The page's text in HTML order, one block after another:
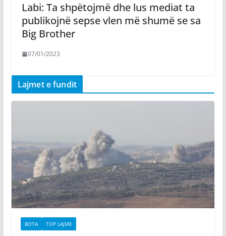
Labi: Ta shpëtojmë dhe lus mediat ta
publikojnë sepse vlen më shumë se sa
Big Brother
07/01/2023
Lajmet e fundit
BOTA TOP LAJME